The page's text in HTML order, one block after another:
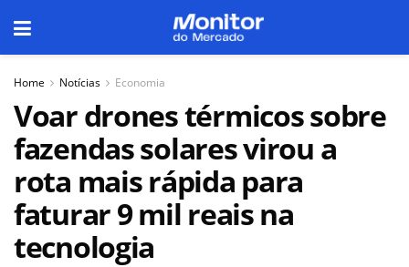
Home Notícias Economia
Voar drones térmicos sobre
fazendas solares virou a
rota mais rápida para
faturar 9 mil reais na
tecnologia